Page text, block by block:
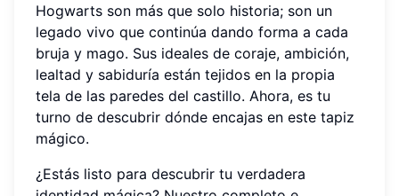
Hogwarts son más que solo historia; son un
legado vivo que continúa dando forma a cada
bruja y mago. Sus ideales de coraje, ambición,
lealtad y sabiduría están tejidos en la propia
tela de las paredes del castillo. Ahora, es tu
turno de descubrir dónde encajas en este tapiz
mágico.
¿Estás listo para descubrir tu verdadera